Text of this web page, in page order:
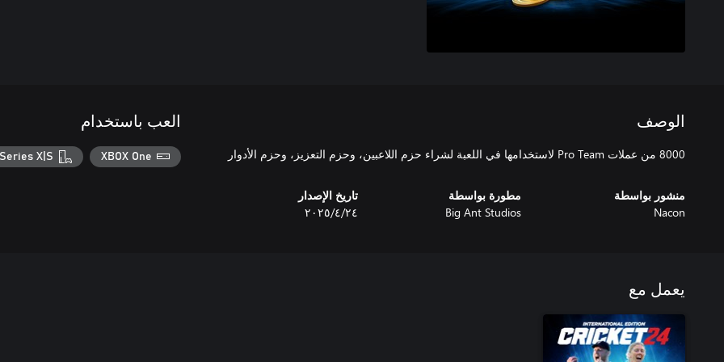
الوصف
8000 من عملات Pro Team لاستخدامها في اللعبة لشراء حزم اللاعبين، وحزم التعزيز، وحزم الأدوار
منشور بواسطة
Nacon
مطورة بواسطة
Big Ant Studios
تاريخ الإصدار
٢٤‏/٤‏/٢٠٢٥
العب باستخدام
XBOX One
X|S
يعمل مع